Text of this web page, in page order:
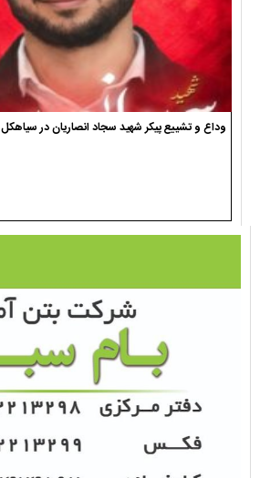
وداع و تشییع پیکر شهید سجاد انصاریان در سیاهکل